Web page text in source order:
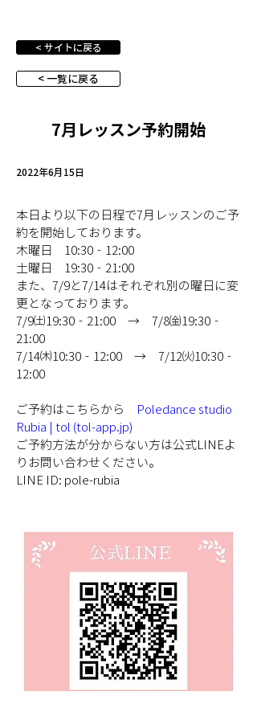
< サイトに戻る
< 一覧に戻る
7月レッスン予約開始
2022年6月15日
本日より以下の日程で7月レッスンのご予
約を開始しております。
木曜日　10:30‐12:00
土曜日　19:30‐21:00
また、7/9と7/14はそれぞれ別の曜日に変
更となっております。
7/9㈯19:30‐21:00　→　7/8㈮19:30‐
21:00
7/14㈭10:30‐12:00　→　7/12㈫10:30‐
12:00
ご予約はこちらから Poledance studio
Rubia | tol (tol-app.jp)
ご予約方法が分からない方は公式LINEよ
りお問い合わせください。
LINE ID: pole-rubia